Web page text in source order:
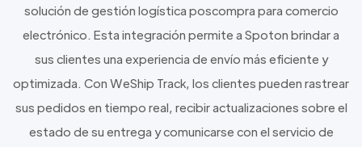
solución de gestión logística poscompra para comercio
electrónico. Esta integración permite a Spoton brindar a
sus clientes una experiencia de envío más eficiente y
optimizada. Con WeShip Track, los clientes pueden rastrear
sus pedidos en tiempo real, recibir actualizaciones sobre el
estado de su entrega y comunicarse con el servicio de